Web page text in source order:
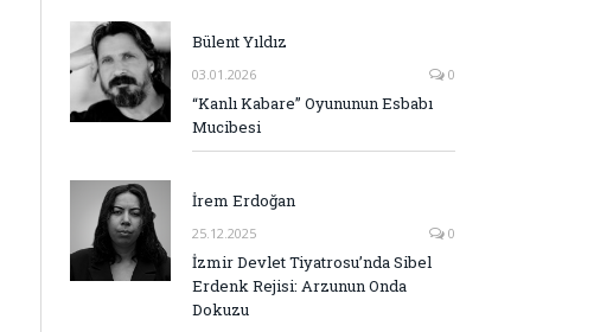
Bülent Yıldız
03.01.2026 0
“Kanlı Kabare” Oyununun Esbabı
Mucibesi
İrem Erdoğan
25.12.2025 0
İzmir Devlet Tiyatrosu’nda Sibel
Erdenk Rejisi: Arzunun Onda
Dokuzu